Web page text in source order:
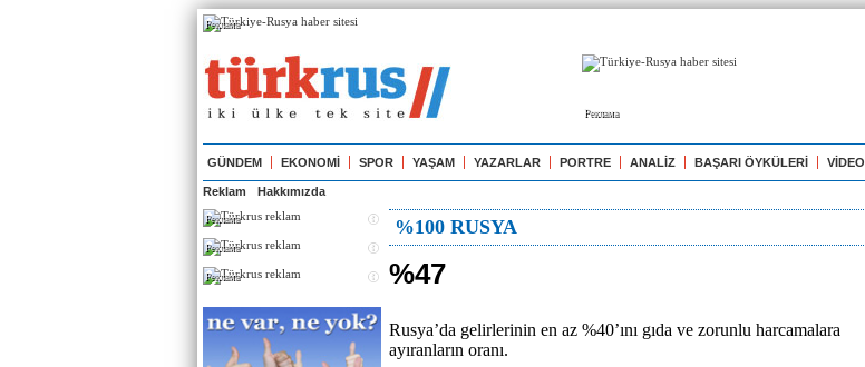
Реклама
Реклама
GÜNDEM EKONOMİ SPOR YAŞAM YAZARLAR PORTRE ANALİZ BAŞARI ÖYKÜLERİ VİDEO
Reklam Hakkımızda
Реклама
Реклама
Реклама
%100 RUSYA
%47
Rusya’da gelirlerinin en az %40’ını gıda ve zorunlu harcamalara
ayıranların oranı.